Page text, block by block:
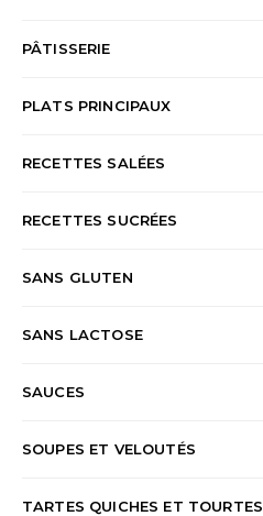
PÂTISSERIE
PLATS PRINCIPAUX
RECETTES SALÉES
RECETTES SUCRÉES
SANS GLUTEN
SANS LACTOSE
SAUCES
SOUPES ET VELOUTÉS
TARTES QUICHES ET TOURTES